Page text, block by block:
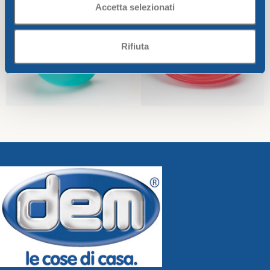
Accetta selezionati
Rifiuta
Frosty Line
2,20€
Add To Cart
2,00
Add To Cart